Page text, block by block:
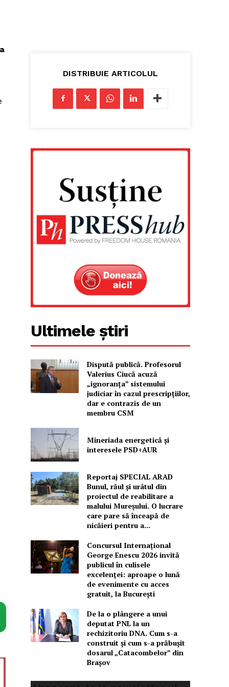
DISTRIBUIE ARTICOLUL
Ultimele știri
Dispută publică. Profesorul
Valerius Ciucă acuză
„ignoranța” sistemului
judiciar în cazul prescripțiilor,
dar e contrazis de un
membru CSM
Mineriada energetică și
interesele PSD+AUR
Reportaj SPECIAL ARAD
Bunul, răul și urâtul din
proiectul de reabilitare a
malului Mureșului. O lucrare
care pare să înceapă de
nicăieri pentru a...
Concursul Internațional
George Enescu 2026 invită
publicul în culisele
excelenței: aproape o lună
de evenimente cu acces
gratuit, la București
De la o plângere a unui
deputat PNL la un
rechizitoriu DNA. Cum s-a
construit și cum s-a prăbușit
dosarul „Catacombelor” din
Brașov